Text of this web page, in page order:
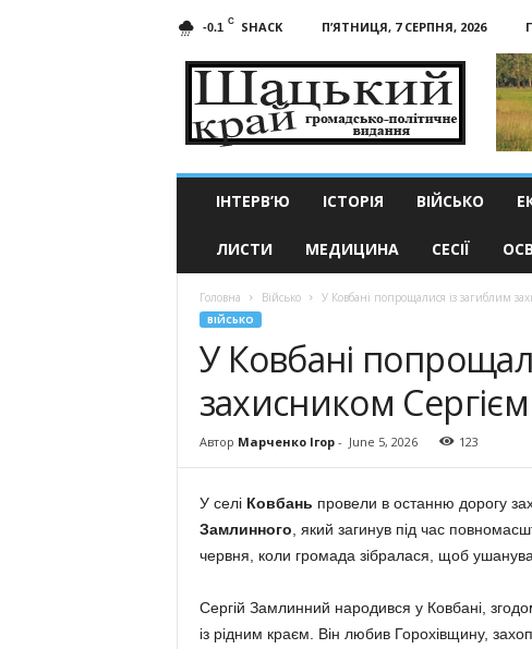
-0.1 C SHACK П’ЯТНИЦЯ, 7 СЕРПНЯ, 2026
край
ІНТЕРВ’Ю ІСТОРІЯ ВІЙСЬКО
ЛИСТИ МЕДИЦИНА СЕСІЇ
Головна Військо У Ковбані попрощалися із загиблим
ВІЙСЬКО
У Ковбані
захисником
Автор Марченко Ігор- June 5, 2026 123
У селі Ковбань провели в останню дорогу
Замлинного , який загинув під час
червня, коли громада зібралася, щоб
Сергій Замлинний народився у Ковбані,
із рідним краєм. Він любив Горохівщину,